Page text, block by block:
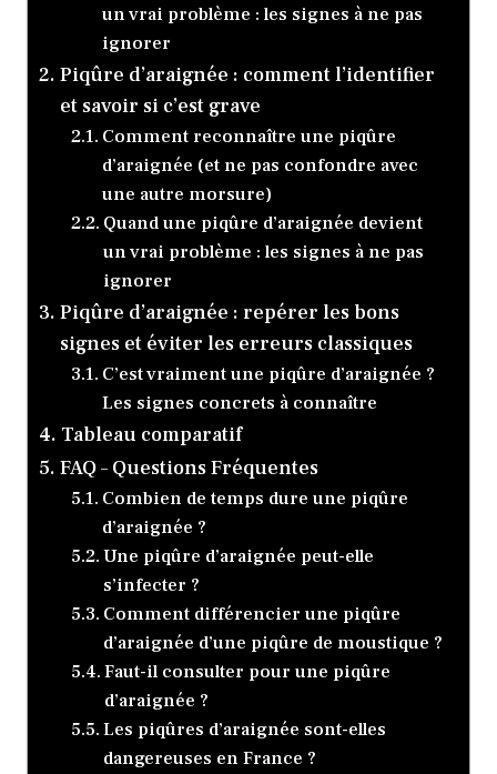
un vrai problème : les signes à ne pas
ignorer
Piqûre d’araignée : comment l’identifier
et savoir si c’est grave
Comment reconnaître une piqûre
d’araignée (et ne pas confondre avec
une autre morsure)
Quand une piqûre d’araignée devient
un vrai problème : les signes à ne pas
ignorer
Piqûre d’araignée : repérer les bons
signes et éviter les erreurs classiques
C’est vraiment une piqûre d’araignée ?
Les signes concrets à connaître
Tableau comparatif
FAQ – Questions Fréquentes
Combien de temps dure une piqûre
d’araignée ?
Une piqûre d’araignée peut-elle
s’infecter ?
Comment différencier une piqûre
d’araignée d’une piqûre de moustique ?
Faut-il consulter pour une piqûre
d’araignée ?
Les piqûres d’araignée sont-elles
dangereuses en France ?